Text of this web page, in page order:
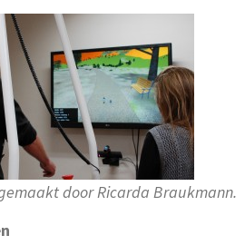
door Ricarda Braukmann.